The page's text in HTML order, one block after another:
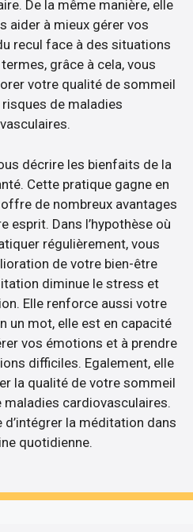
De la même manière, elle
aider à mieux gérer vos
recul face à des situations
grâce à cela, vous
votre qualité de sommeil
de maladies
décrire les bienfaits de la
Cette pratique gagne en
de nombreux avantages
esprit. Dans l’hypothèse où
régulièrement, vous
de votre bien-être
diminue le stress et
Elle renforce aussi votre
un mot, elle est en capacité
vos émotions et à prendre
difficiles. Egalement, elle
la qualité de votre sommeil
cardiovasculaires.
la méditation dans
quotidienne.